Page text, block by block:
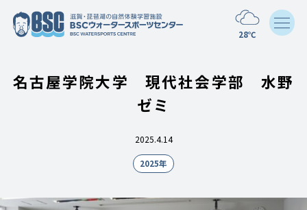
28℃
名古屋学院大学 現代社会学部 水野
ゼミ
2025.4.14
2025年